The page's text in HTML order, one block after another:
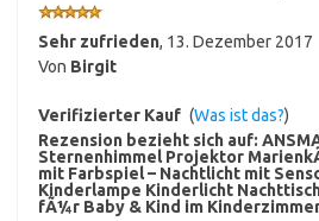
Sehr zufrieden, 13. Dezember 2017
Von Birgit
Verifizierter Kauf (Was ist das?)
Rezension bezieht sich auf:
Sternenhimmel Projektor
mit Farbspiel – Nachtlicht mit
Kinderlampe Kinderlicht
fÃ¼r Baby & Kind im